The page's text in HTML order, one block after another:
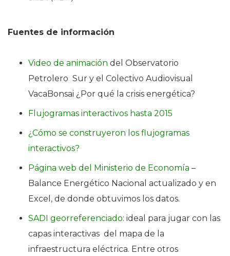
Fuentes de información
Video de animación del Observatorio
Petrolero Sur y el Colectivo Audiovisual
VacaBonsai ¿Por qué la crisis energética?
Flujogramas interactivos hasta 2015
¿Cómo se construyeron los flujogramas
interactivos?
Página web del Ministerio de Economía –
Balance Energético Nacional actualizado y en
Excel, de donde obtuvimos los datos.
SADI georreferenciado: ideal para jugar con las
capas interactivas del mapa de la
infraestructura eléctrica. Entre otros